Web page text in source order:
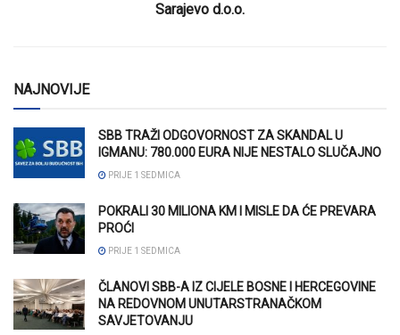
Sarajevo d.o.o.
NAJNOVIJE
SBB TRAŽI ODGOVORNOST ZA SKANDAL U
IGMANU: 780.000 EURA NIJE NESTALO SLUČAJNO
PRIJE 1 SEDMICA
POKRALI 30 MILIONA KM I MISLE DA ĆE PREVARA
PROĆI
PRIJE 1 SEDMICA
ČLANOVI SBB-A IZ CIJELE BOSNE I HERCEGOVINE
NA REDOVNOM UNUTARSTRANAČKOM
SAVJETOVANJU